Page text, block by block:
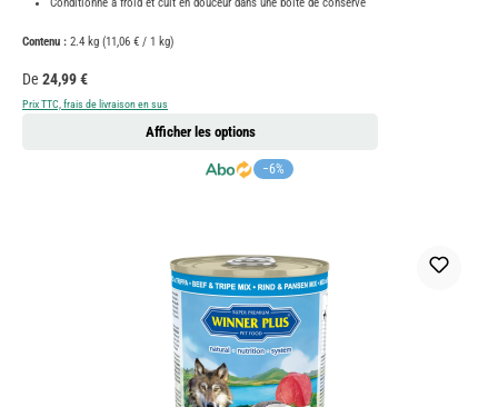
Conditionné à froid et cuit en douceur dans une boîte de conserve
Contenu : 2.4 kg (11,06 € / 1 kg)
Prix régulier :
De 24,99 €
Prix TTC, frais de livraison en sus
−6%
Afficher les options